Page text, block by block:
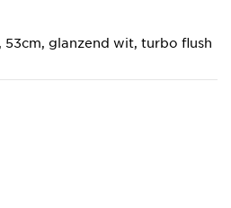
glanzend wit, turbo flush